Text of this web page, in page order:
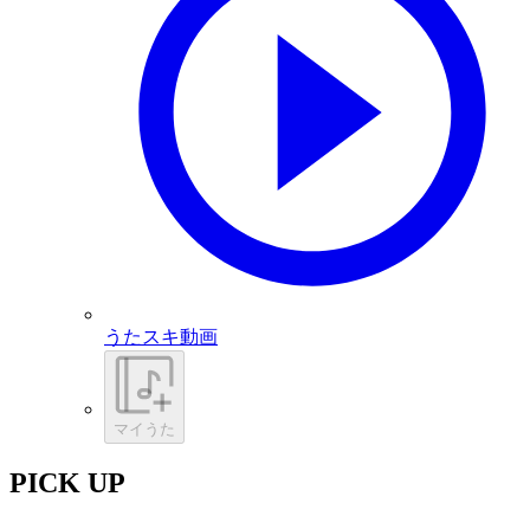
うたスキ動画
マイうた
PICK UP